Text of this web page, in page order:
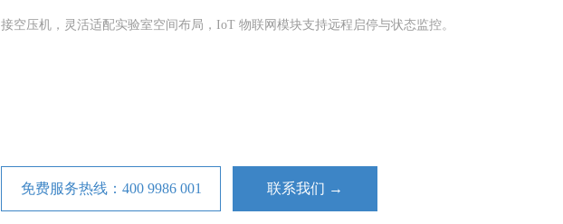
接空压机，灵活适配实验室空间布局，IoT 物联网模块支持远程启停与状态监控。
免费服务热线：400 9986 001 联系我们 →